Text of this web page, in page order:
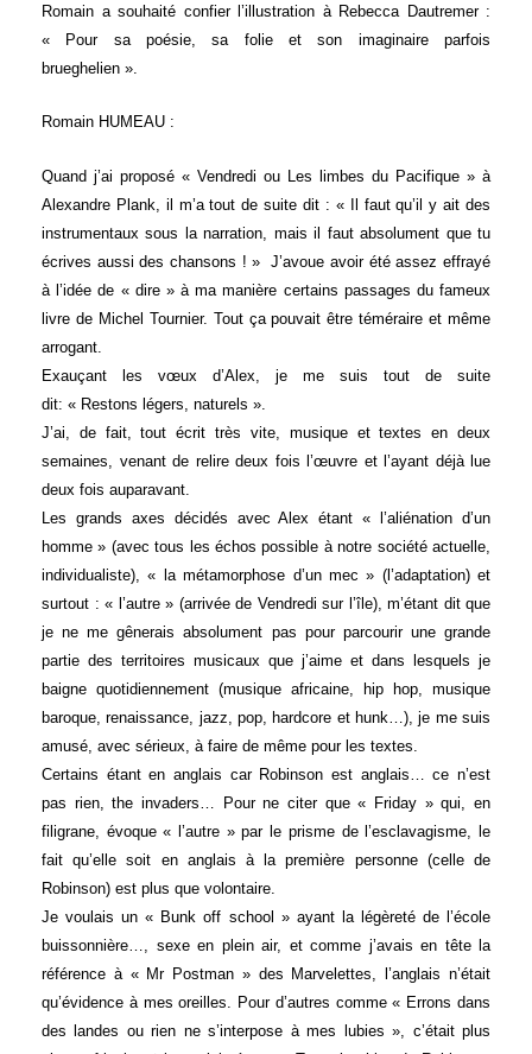
Romain a souhaité confier l’illustration à Rebecca Dautremer :
« Pour sa poésie, sa folie et son imaginaire parfois
brueghelien ».
Romain HUMEAU :
Quand j’ai proposé « Vendredi ou Les limbes du Pacifique » à
Alexandre Plank, il m’a tout de suite dit : « Il faut qu’il y ait des
instrumentaux sous la narration, mais il faut absolument que tu
écrives aussi des chansons ! » J’avoue avoir été assez effrayé
à l’idée de « dire » à ma manière certains passages du fameux
livre de Michel Tournier. Tout ça pouvait être téméraire et même
arrogant.
Exauçant les vœux d’Alex, je me suis tout de suite
dit: « Restons légers, naturels ».
J’ai, de fait, tout écrit très vite, musique et textes en deux
semaines, venant de relire deux fois l’œuvre et l’ayant déjà lue
deux fois auparavant.
Les grands axes décidés avec Alex étant « l’aliénation d’un
homme » (avec tous les échos possible à notre société actuelle,
individualiste), « la métamorphose d’un mec » (l’adaptation) et
surtout : « l’autre » (arrivée de Vendredi sur l’île), m’étant dit que
je ne me gênerais absolument pas pour parcourir une grande
partie des territoires musicaux que j’aime et dans lesquels je
baigne quotidiennement (musique africaine, hip hop, musique
baroque, renaissance, jazz, pop, hardcore et hunk…), je me suis
amusé, avec sérieux, à faire de même pour les textes.
Certains étant en anglais car Robinson est anglais… ce n’est
pas rien, the invaders… Pour ne citer que « Friday » qui, en
filigrane, évoque « l’autre » par le prisme de l’esclavagisme, le
fait qu’elle soit en anglais à la première personne (celle de
Robinson) est plus que volontaire.
Je voulais un « Bunk off school » ayant la légèreté de l’école
buissonnière…, sexe en plein air, et comme j’avais en tête la
référence à « Mr Postman » des Marvelettes, l’anglais n’était
qu’évidence à mes oreilles. Pour d’autres comme « Errons dans
des landes ou rien ne s’interpose à mes lubies », c’était plus